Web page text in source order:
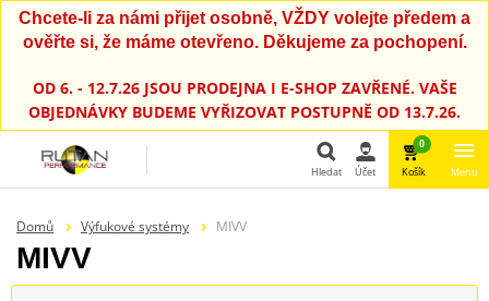
Chcete-li za námi přijet osobně, VŽDY volejte předem a
ověřte si, že máme otevřeno. Děkujeme za pochopení.
OD 6. - 12.7.26 JSOU PRODEJNA I E-SHOP ZAVŘENÉ. VAŠE
OBJEDNÁVKY BUDEME VYŘIZOVAT POSTUPNĚ OD 13.7.26.
Hledat Účet
0
Košík Menu
Domů Výfukové systémy MIVV
MIVV